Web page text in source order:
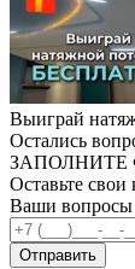
Выиграй
Остались
ЗАПОЛНИТЕ
Оставьте свои
Ваши вопросы